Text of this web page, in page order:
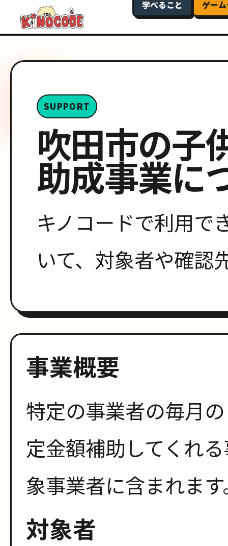
学べること ゲー
SUPPORT
吹田市の子
助成事業に
キノコードで利用で
いて、対象者や確認
事業概要
特定の事業者の毎月
定金額補助してくれ
象事業者に含まれま
対象者